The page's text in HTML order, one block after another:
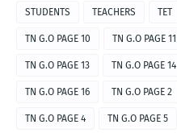
STUDENTS TEACHERS TET
TN G.O PAGE 10 TN G.O PAGE 11
TN G.O PAGE 13 TN G.O PAGE 14
TN G.O PAGE 16 TN G.O PAGE 2
TN G.O PAGE 4 TN G.O PAGE 5